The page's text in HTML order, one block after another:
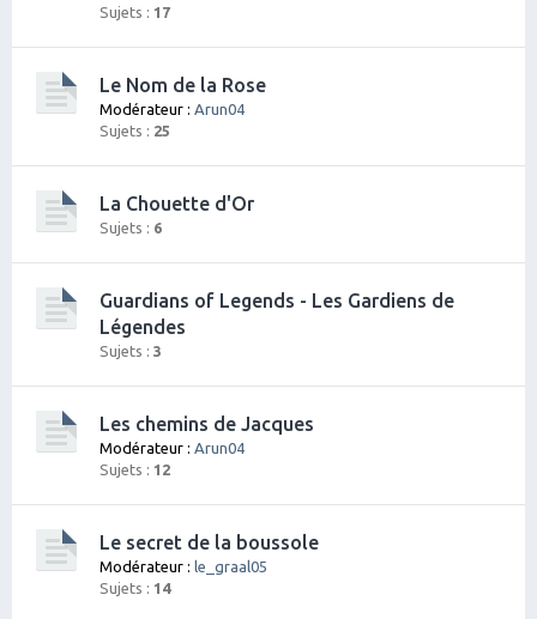
Sujets : 17
Le Nom de la Rose
Modérateur : Arun04
Sujets : 25
La Chouette d'Or
Sujets : 6
Guardians of Legends - Les Gardiens de
Légendes
Sujets : 3
Les chemins de Jacques
Modérateur : Arun04
Sujets : 12
Le secret de la boussole
Modérateur : le_graal05
Sujets : 14